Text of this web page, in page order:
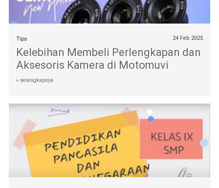
Tips 24 Feb 2025
Kelebihan Membeli Perlengkapan dan
Aksesoris Kamera di Motomuvi
» selengkapnya